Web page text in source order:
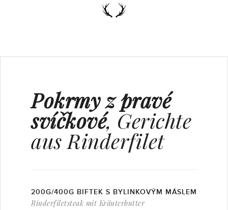
Pokrmy z pravé
svíčkové, Gerichte
aus Rinderfilet
200G/400G BIFTEK S BYLINKOVÝM MÁSLEM
Rinderfiletsteak mit Kräuterbutter